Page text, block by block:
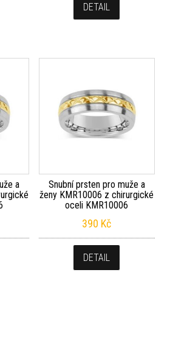
DETAIL
a
Snubní prsten pro muže a
ženy KMR10006 z chirurgické
oceli KMR10006
390 Kč
DETAIL